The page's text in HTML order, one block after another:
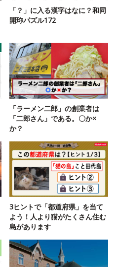
「？」に入る漢字はなに？和同
開珎パズル172
「ラーメン二郎」の創業者は
「二郎さん」である。〇か×
か？
3ヒントで「都道府県」を当て
よう！人より猫がたくさん住む
島があります